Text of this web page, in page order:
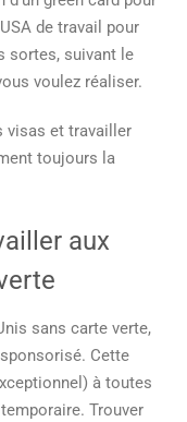
de travail pour
sortes, suivant le
voulez réaliser.
visas et travailler
toujours la
aux
sans carte verte,
Cette
à toutes
Trouver